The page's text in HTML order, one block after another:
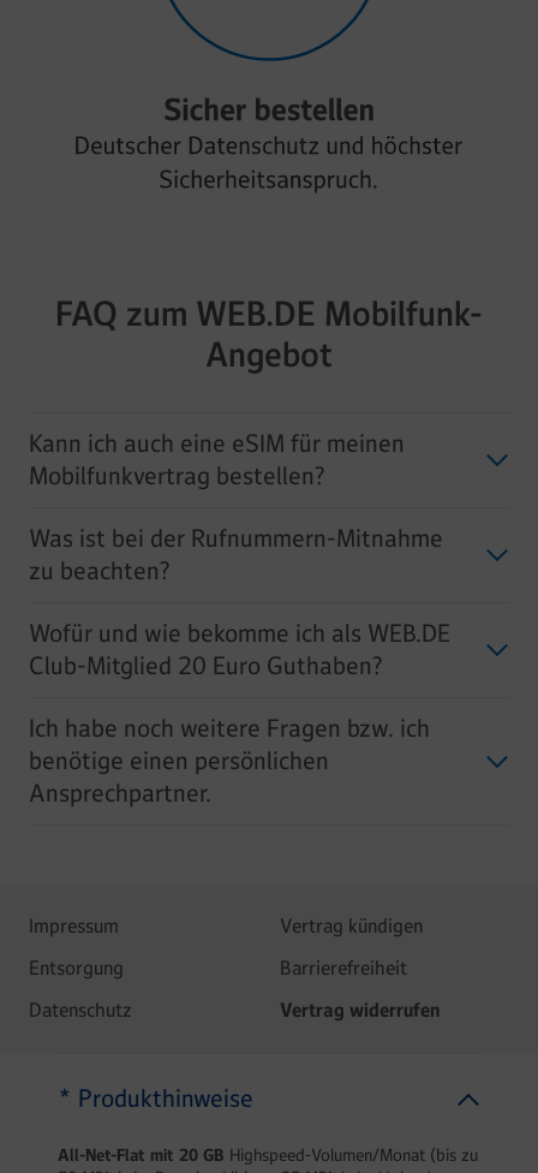
FAQ zum WEB.DE Mobilfunk-
Angebot
Kann ich auch eine eSIM für meinen
Mobilfunkvertrag bestellen?
Was ist bei der Rufnummern-Mitnahme
zu beachten?
Wofür und wie bekomme ich als WEB.DE
Club-Mitglied 20 Euro Guthaben?
Ich habe noch weitere Fragen bzw. ich
benötige einen persönlichen
Ansprechpartner.
Impressum
Entsorgung
Datenschutz
Vertrag kündigen
Barrierefreiheit
Vertrag widerrufen